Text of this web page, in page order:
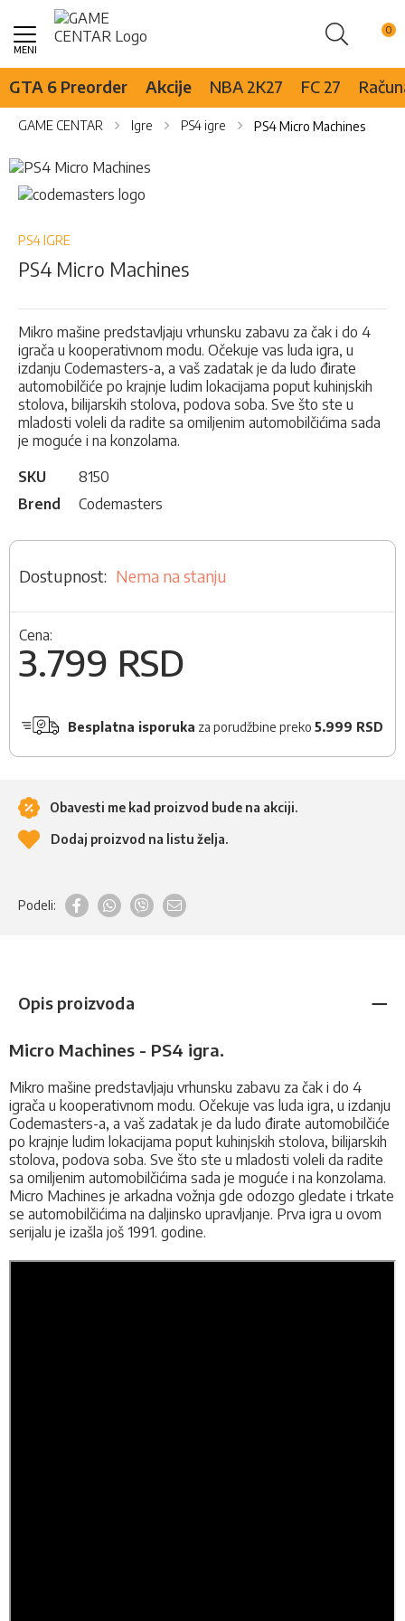
Pretraži
Skip
Content
GTA 6 Preorder Akcije NBA 2K27 FC 27
GAME CENTAR Igre PS4 igre PS4 Micro Machines
Skip
to
the
of
images
Skip
to
beginning
the
gallery
PS4 IGRE
PS4 Micro Machines
Mikro mašine predstavljaju vrhunsku zabavu za čak i do 4
igrača u kooperativnom modu. Očekuje vas luda igra, u
izdanju Codemasters-a, a vaš zadatak je da ludo đirate
automobilčiće po krajnje ludim lokacijama poput kuhinjskih
stolova, bilijarskih stolova, podova soba. Sve što ste u
mladosti voleli da radite sa omiljenim automobilčićima sada
je moguće i na konzolama.
SKU
8150
Brend
Codemasters
Nema na stanju
Cena:
3.799 RSD
Besplatna isporuka za porudžbine preko 5.999 RSD
Obavesti me kad proizvod bude na akciji.
Dodaj proizvod na listu želja.
Podeli:
Opis proizvoda
Micro Machines - PS4 igra.
Mikro mašine predstavljaju vrhunsku zabavu za čak i do 4
igrača u kooperativnom modu. Očekuje vas luda igra, u izdanju
Codemasters-a, a vaš zadatak je da ludo đirate automobilčiće
po krajnje ludim lokacijama poput kuhinjskih stolova, bilijarskih
stolova, podova soba. Sve što ste u mladosti voleli da radite
sa omiljenim automobilčićima sada je moguće i na konzolama.
Micro Machines je arkadna vožnja gde odozgo gledate i trkate
se automobilčićima na daljinsko upravljanje. Prva igra u ovom
serijalu je izašla još 1991. godine.